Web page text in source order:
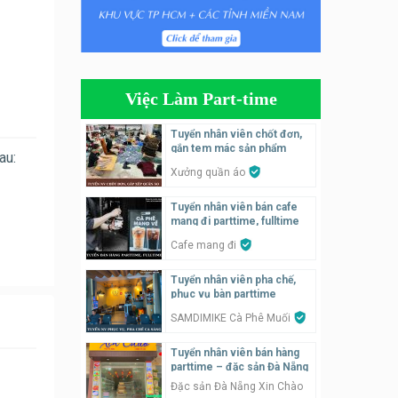
Tuyển nhân viên tiếp thực,
phục vụ bàn
– hỗ trợ ăn ở
Quán bánh đa cua
parttime
Tuyển nhân viên bán hàng
parttime
Húp Tea
Tuyển nhân viên pha chế
tiệm trà sữa
TRÀ SỮA THÁI LAN
Việc Làm Part-time
Tuyển nhân viên chốt đơn,
gắn tem mác sản phẩm
Xưởng quần áo
Tuyển nhân viên bán cafe
mang đi parttime, fulltime
Cafe mang đi
Tuyển nhân viên pha chế,
phục vụ bàn parttime
SAMDIMIKE Cà Phê Muối
Tuyển nhân viên bán hàng
parttime – đặc sản Đà Nẵng
Đặc sản Đà Nẵng Xin Chào